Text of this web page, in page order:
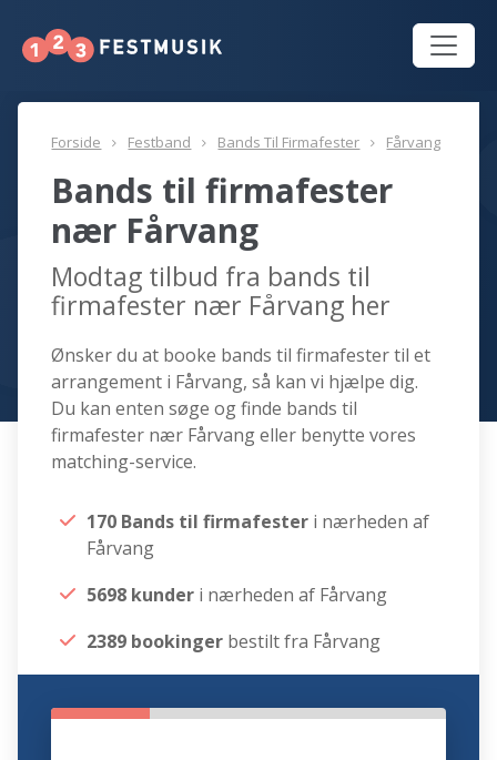
Forside Festband Bands Til Firmafester Fårvang
Bands til firmafester
nær Fårvang
Modtag tilbud fra bands til
firmafester nær Fårvang her
Ønsker du at booke bands til firmafester til et
arrangement i Fårvang, så kan vi hjælpe dig.
Du kan enten søge og finde bands til
firmafester nær Fårvang eller benytte vores
matching-service.
170 Bands til firmafester i nærheden af
Fårvang
5698 kunder i nærheden af Fårvang
2389 bookinger bestilt fra Fårvang